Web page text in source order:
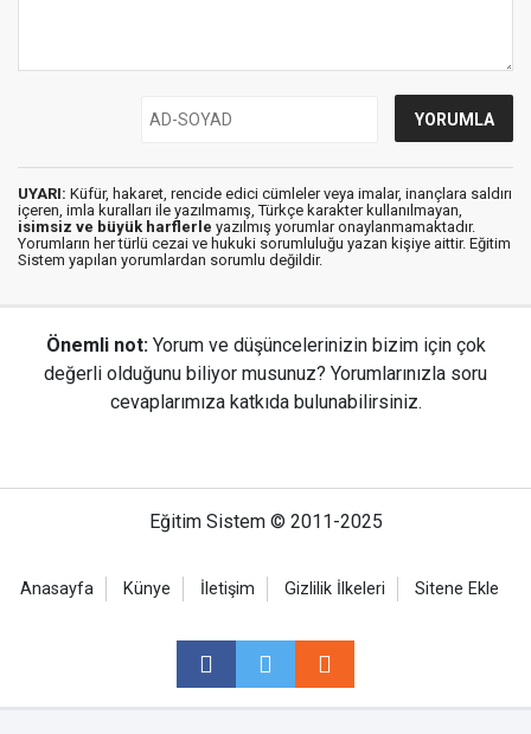
UYARI: Küfür, hakaret, rencide edici cümleler veya imalar, inançlara saldırı
içeren, imla kuralları ile yazılmamış, Türkçe karakter kullanılmayan,
isimsiz ve büyük harflerle yazılmış yorumlar onaylanmamaktadır.
Yorumların her türlü cezai ve hukuki sorumluluğu yazan kişiye aittir. Eğitim
Sistem yapılan yorumlardan sorumlu değildir.
Önemli not: Yorum ve düşüncelerinizin bizim için çok
değerli olduğunu biliyor musunuz? Yorumlarınızla soru
cevaplarımıza katkıda bulunabilirsiniz.
Eğitim Sistem © 2011-2025
Anasayfa Künye İletişim Gizlilik İlkeleri Sitene Ekle